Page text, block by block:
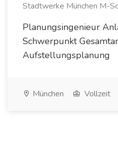
Stadtwerke München M-
Planungsingenieur
Schwerpunkt
Aufstellungsplanung
München Vollzeit